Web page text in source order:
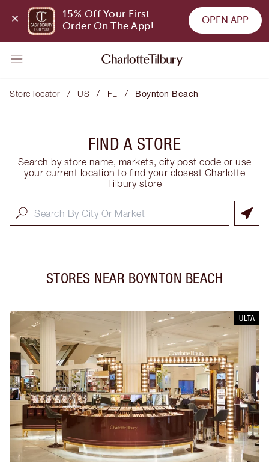
15% Off Your First
Order On The App!
OPEN APP
Store locator / US / FL / Boynton Beach
FIND A STORE
Search by store name, markets, city post code or use
your current location to find your closest Charlotte
Tilbury store
STORES NEAR BOYNTON BEACH
ULTA